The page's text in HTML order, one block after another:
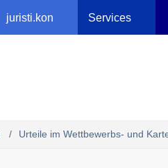
juristi.kon Services
Urteile im Wettbewerbs- und